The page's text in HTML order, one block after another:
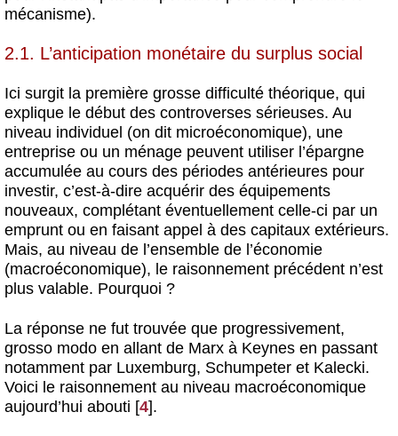
mécanisme).
2.1. L’anticipation monétaire du surplus social
Ici surgit la première grosse difficulté théorique, qui
explique le début des controverses sérieuses. Au
niveau individuel (on dit microéconomique), une
entreprise ou un ménage peuvent utiliser l’épargne
accumulée au cours des périodes antérieures pour
investir, c’est-à-dire acquérir des équipements
nouveaux, complétant éventuellement celle-ci par un
emprunt ou en faisant appel à des capitaux extérieurs.
Mais, au niveau de l’ensemble de l’économie
(macroéconomique), le raisonnement précédent n’est
plus valable. Pourquoi ?
La réponse ne fut trouvée que progressivement,
grosso modo en allant de Marx à Keynes en passant
notamment par Luxemburg, Schumpeter et Kalecki.
Voici le raisonnement au niveau macroéconomique
aujourd’hui abouti [4].